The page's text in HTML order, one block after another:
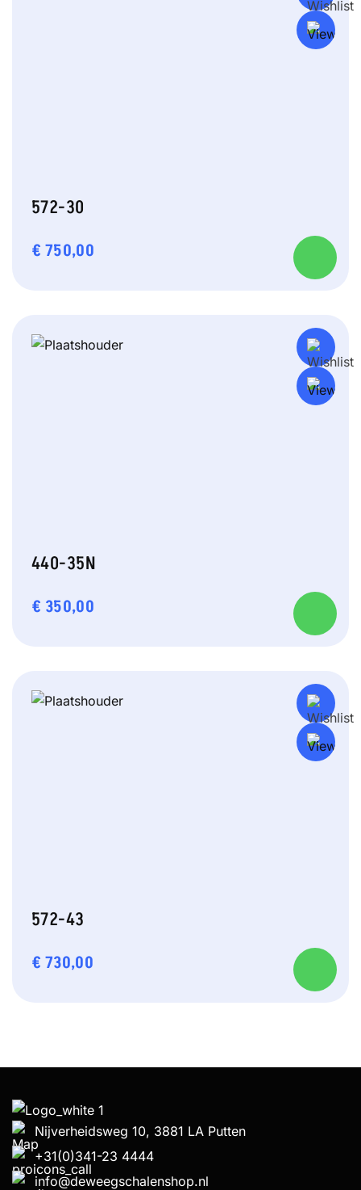
572-30
€ 750,00
440-35N
€ 350,00
572-43
€ 730,00
Nijverheidsweg 10, 3881 LA Putten
+31(0)341-23 4444
info@deweegschalenshop.nl